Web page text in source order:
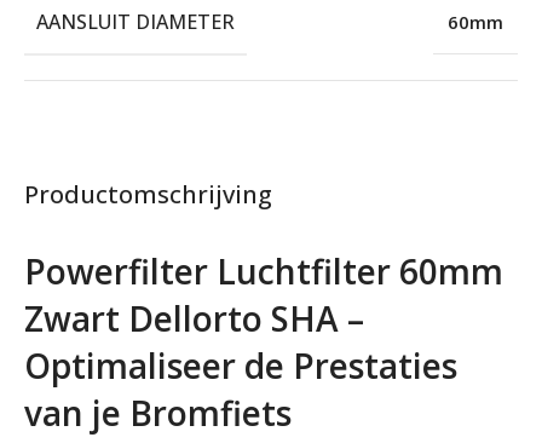
Productomschrijving
Powerfilter Luchtfilter 60mm
Zwart Dellorto SHA –
Optimaliseer de Prestaties
van je Bromfiets
AANSLUIT DIAMETER 60mm